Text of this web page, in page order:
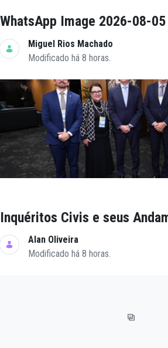
WhatsApp Image 2026-08-
Miguel Rios Machado
Modificado há 8 horas.
Inquéritos Civis e seus
Alan Oliveira
Modificado há 8 horas.